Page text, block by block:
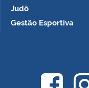
Judô
Gestão Esportiva